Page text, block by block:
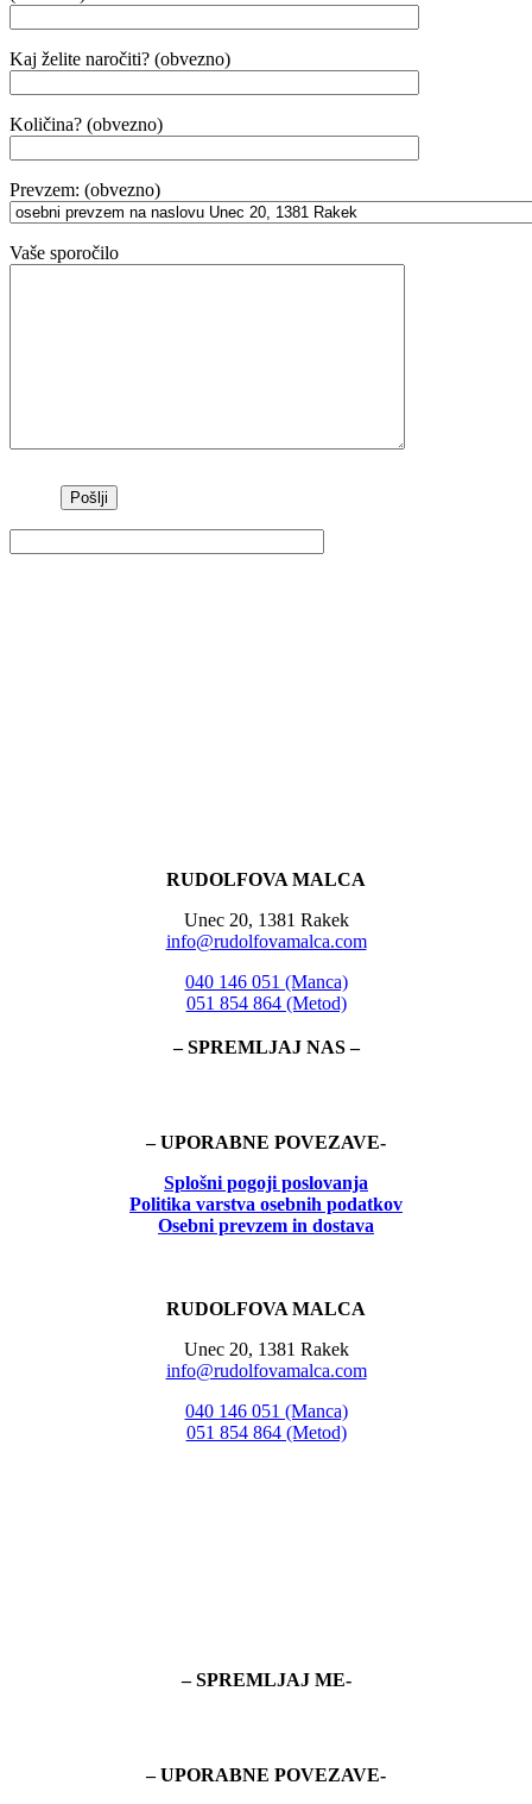
Kaj želite naročiti? (obvezno)
Količina? (obvezno)
Prevzem: (obvezno)
Vaše sporočilo
RUDOLFOVA MALCA
Unec 20, 1381 Rakek
info@rudolfovamalca.com
040 146 051 (Manca)
051 854 864 (Metod)
– SPREMLJAJ NAS –
– UPORABNE POVEZAVE-
Splošni pogoji poslovanja
Politika varstva osebnih podatkov
Osebni prevzem in dostava
RUDOLFOVA MALCA
Unec 20, 1381 Rakek
info@rudolfovamalca.com
040 146 051 (Manca)
051 854 864 (Metod)
– SPREMLJAJ ME-
– UPORABNE POVEZAVE-